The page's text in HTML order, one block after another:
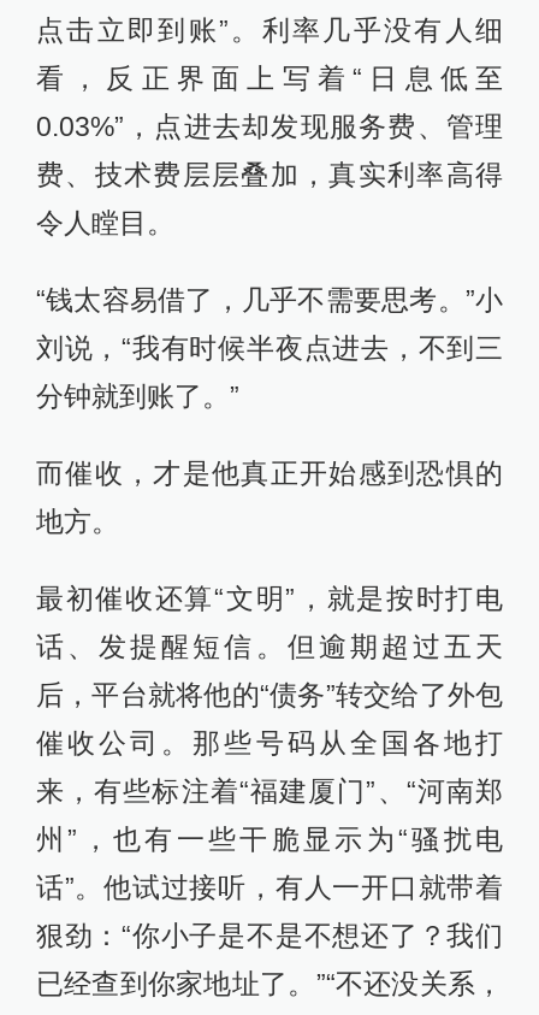
点击立即到账”。利率几乎没有人细
看，反正界面上写着“日息低至
0.03%”，点进去却发现服务费、管理
费、技术费层层叠加，真实利率高得
令人瞠目。
“钱太容易借了，几乎不需要思考。”小
刘说，“我有时候半夜点进去，不到三
分钟就到账了。”
而催收，才是他真正开始感到恐惧的
地方。
最初催收还算“文明”，就是按时打电
话、发提醒短信。但逾期超过五天
后，平台就将他的“债务”转交给了外包
催收公司。那些号码从全国各地打
来，有些标注着“福建厦门”、“河南郑
州”，也有一些干脆显示为“骚扰电
话”。他试过接听，有人一开口就带着
狠劲：“你小子是不是不想还了？我们
已经查到你家地址了。”“不还没关系，